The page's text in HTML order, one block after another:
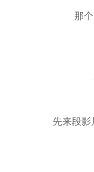
那
先来段影